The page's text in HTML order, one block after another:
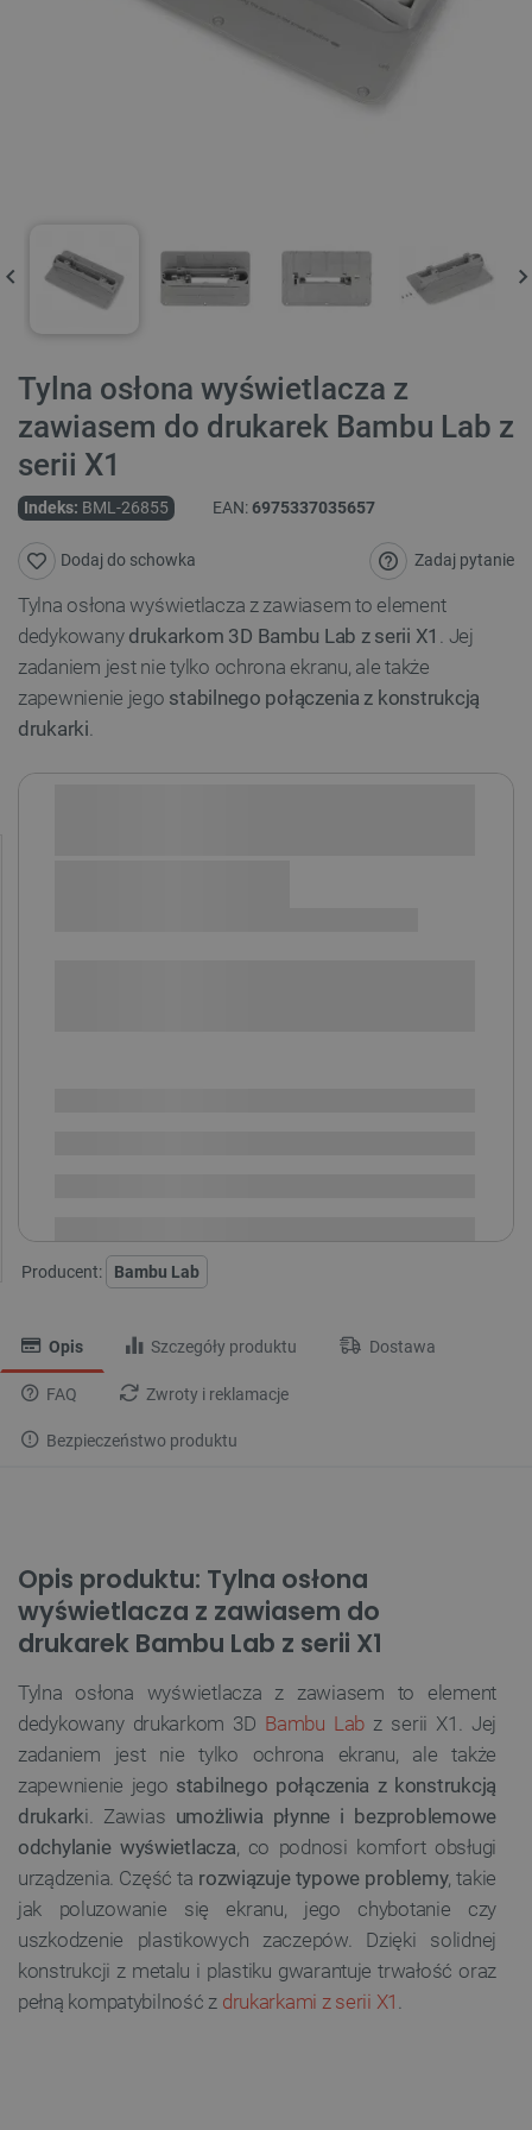
Tylna osłona wyświetlacza z
zawiasem do drukarek Bambu Lab z
serii X1
Indeks: BML-26855 EAN:6975337035657
Zadaj pytanie
Dodaj do schowka
Tylna osłona wyświetlacza z zawiasem to element
dedykowany drukarkom 3D Bambu Lab z serii X1 . Jej
zadaniem jest nie tylko ochrona ekranu, ale także
zapewnienie jego stabilnego połączenia z konstrukcją
drukarki.
Producent: Bambu Lab
Opis Szczegóły produktu Dostawa
FAQ Zwroty i reklamacje
Bezpieczeństwo produktu
Opis produktu: Tylna osłona
wyświetlacza z zawiasem do
drukarek Bambu Lab z serii X1
Tylna osłona wyświetlacza z zawiasem to element
dedykowany drukarkom 3D Bambu Lab z serii X1. Jej
zadaniem jest nie tylko ochrona ekranu, ale także
zapewnienie jego stabilnego połączenia z konstrukcją
drukarki. Zawias umożliwia płynne i bezproblemowe
odchylanie wyświetlacza, co podnosi komfort obsługi
urządzenia. Część ta rozwiązuje typowe problemy, takie
jak poluzowanie się ekranu, jego chybotanie czy
uszkodzenie plastikowych zaczepów. Dzięki solidnej
konstrukcji z metalu i plastiku gwarantuje trwałość oraz
pełną kompatybilność z drukarkami z serii X1 .